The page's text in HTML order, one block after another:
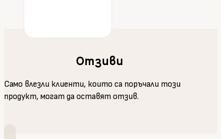
Отзиви
Само влезли клиенти, които са поръчали този
продукт, могат да оставят отзив.